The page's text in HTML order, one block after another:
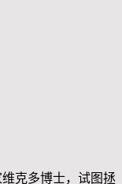
克多博士，试图拯